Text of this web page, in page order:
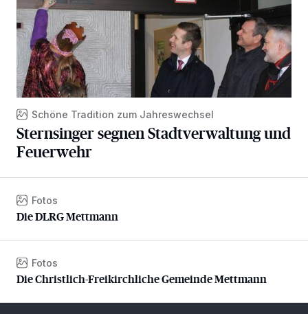
Schöne Tradition zum Jahreswechsel
Sternsinger segnen Stadtverwaltung und
Feuerwehr
Die DLRG Mettmann
Fotos
Die DLRG Mettmann
Die Christlich-Freikirchliche Gemeinde Mettmann
Fotos
Die Christlich-Freikirchliche Gemeinde Mettmann